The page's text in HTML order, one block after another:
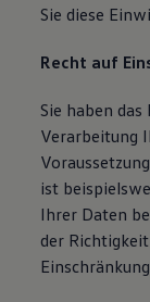
Sie diese
Recht auf
Sie haben
Verarbeitung
ist
Ihrer Daten
der